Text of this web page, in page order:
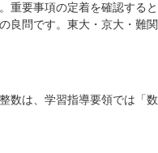
要事項の定着を確認する
問です。東大・京大・難
は、学習指導要領では「数